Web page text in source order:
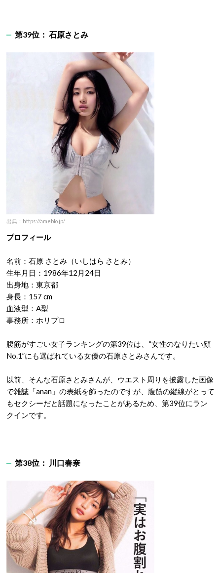
第39位： 石原さとみ
出典：https://ameblo.jp/
プロフィール
名前：石原 さとみ（いしはら さとみ）
生年月日：1986年12月24日
出身地：東京都
身長：157 cm
血液型：A型
事務所：ホリプロ
腹筋がすごい女子ランキングの第39位は、“女性のなりたい顔
No.1”にも選ばれている女優の石原さとみさんです。
以前、そんな石原さとみさんが、ウエスト周りを披露した画像
で雑誌「anan」の表紙を飾ったのですが、腹筋の縦線がとって
もセクシーだと話題になったことがあるため、第39位にラン
クインです。
第38位： 川口春奈